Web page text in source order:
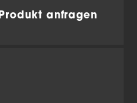
Produkt anfragen